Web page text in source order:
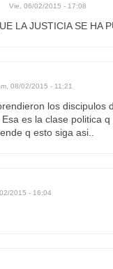
Vie, 06/02/2015 - 17:08
LA JUSTICIA SE HA
08/02/2015 - 11:21
los discipulos
es la clase politica
q esto siga asi..
2015 - 16:04